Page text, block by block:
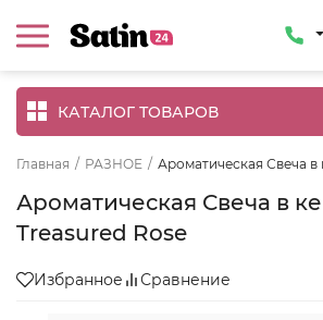
КАТАЛОГ ТОВАРОВ
Главная / РАЗНОЕ / Ароматическая Свеча в
Ароматическая Свеча в
Treasured Rose
Избранное Сравнение